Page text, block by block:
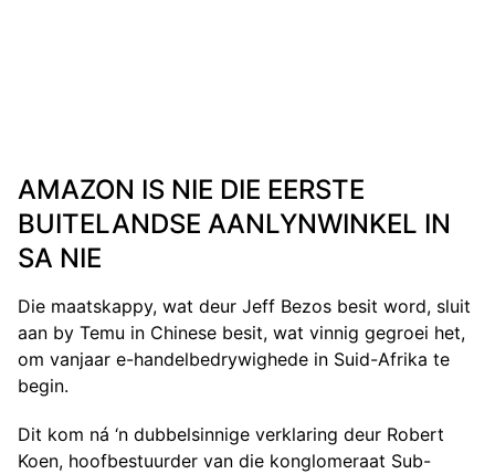
AMAZON IS NIE DIE EERSTE
BUITELANDSE AANLYNWINKEL IN
SA NIE
Die maatskappy, wat deur Jeff Bezos besit word, sluit
aan by Temu in Chinese besit, wat vinnig gegroei het,
om vanjaar e-handelbedrywighede in Suid-Afrika te
begin.
Dit kom ná ‘n dubbelsinnige verklaring deur Robert
Koen, hoofbestuurder van die konglomeraat Sub-